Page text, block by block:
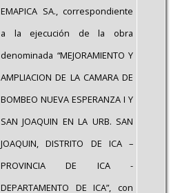
EMAPICA SA., correspondiente
a la ejecución de la obra
denominada “MEJORAMIENTO Y
AMPLIACION DE LA CAMARA DE
BOMBEO NUEVA ESPERANZA I Y
SAN JOAQUIN EN LA URB. SAN
JOAQUIN, DISTRITO DE ICA –
PROVINCIA DE ICA -
DEPARTAMENTO DE ICA”, con